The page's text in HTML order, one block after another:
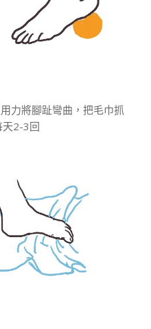
力將腳趾彎曲，把毛巾抓
天2-3回